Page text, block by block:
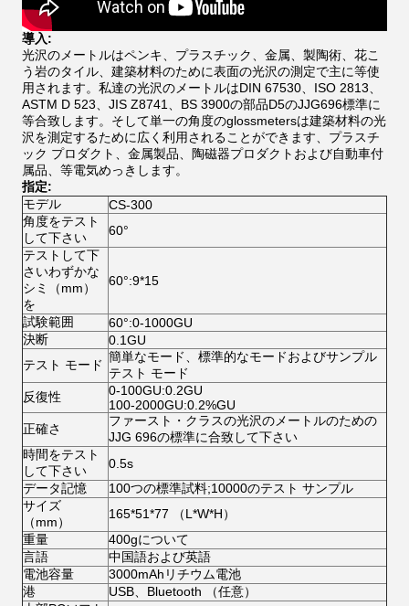
導入:
光沢のメートルはペンキ、プラスチック、金属、製陶術、花こ
う岩のタイル、建築材料のために表面の光沢の測定で主に等使
用されます。私達の光沢のメートルはDIN 67530、ISO 2813、
ASTM D 523、JIS Z8741、BS 3900の部品D5のJJG696標準に
等合致します。そして単一の角度のglossmetersは建築材料の光
沢を測定するために広く利用されることができます、プラスチ
ック プロダクト、金属製品、陶磁器プロダクトおよび自動車付
属品、等電気めっきします。
指定:
モデル
CS-300
角度をテスト
して下さい
60°
テストして下
さいわずかな
シミ（mm）
を
60°:9*15
試験範囲
60°:0-1000GU
決断
0.1GU
テスト モード
簡単なモード、標準的なモードおよびサンプル
テスト モード
反復性
0-100GU:0.2GU
100-2000GU:0.2%GU
正確さ
ファースト・クラスの光沢のメートルのための
JJG 696の標準に合致して下さい
時間をテスト
して下さい
0.5s
データ記憶
100つの標準試料;10000のテスト サンプル
サイズ
（mm）
165*51*77 （L*W*H）
重量
400gについて
言語
中国語および英語
電池容量
3000mAhリチウム電池
港
USB、Bluetooth （任意）